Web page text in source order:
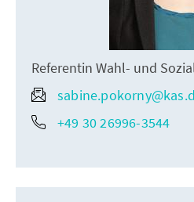
Referentin Wahl- und
+49 30 26996-3544